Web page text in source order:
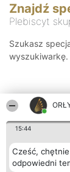
15:44
Cześć,
odpowiedni
Znajdź
Plebiscyt
Szukasz
wyszukiwarkę.